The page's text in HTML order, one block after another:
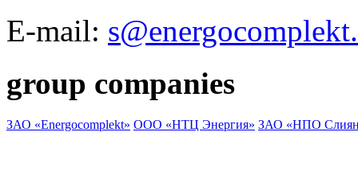
E-mail:
group companies
ЗАО «Energocomplekt» ООО «НТЦ Энергия» ЗАО «НПО